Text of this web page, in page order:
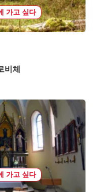
가고 싶다
비체
가고 싶다